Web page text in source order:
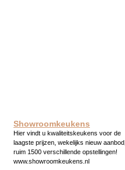
Showroomkeukens
Hier vindt u kwaliteitskeukens voor de
laagste prijzen, wekelijks nieuw aanbod,
ruim 1500 verschillende opstellingen!
www.showroomkeukens.nl